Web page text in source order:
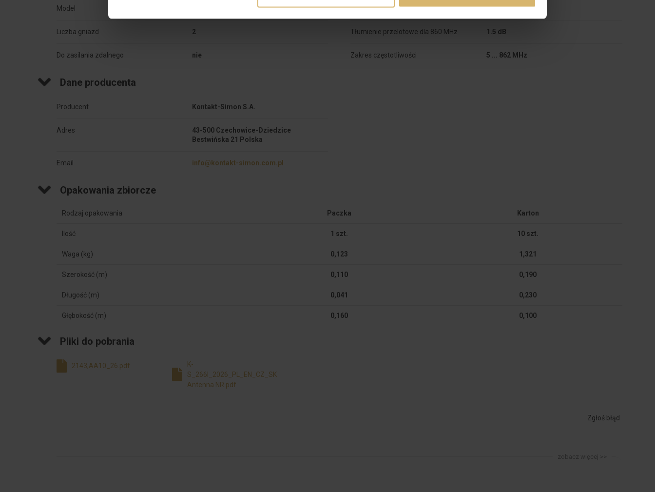
Model Gniazdo przelotowe
Liczba gniazd 2
Do zasilania zdalnego nie
Tłumienie wejściowe dla 860 MHz 10 dB
Tłumienie przelotowe dla 860 MHz 1.5 dB
Zakres częstotliwości 5 ... 862 MHz
Dane producenta
Producent Kontakt-Simon S.A.
Adres
43-500 Czechowice-Dziedzice
Bestwińska 21 Polska
Email info@kontakt-simon.com.pl
Opakowania zbiorcze
Rodzaj opakowania Paczka Karton
Ilość 1 szt. 10 szt.
Waga (kg) 0,123 1,321
Szerokość (m) 0,110 0,190
Długość (m) 0,041 0,230
Głębokość (m) 0,160 0,100
Pliki do pobrania
2143,AA10_26.pdf
K-
S_266I_2026_PL_EN_CZ_SK
Antenna NR.pdf
Zgłoś błąd
zobacz więcej >>